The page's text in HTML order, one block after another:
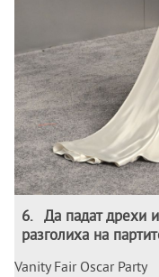
6.
Да падат дрехи
разголиха на
Vanity Fair Oscar Party